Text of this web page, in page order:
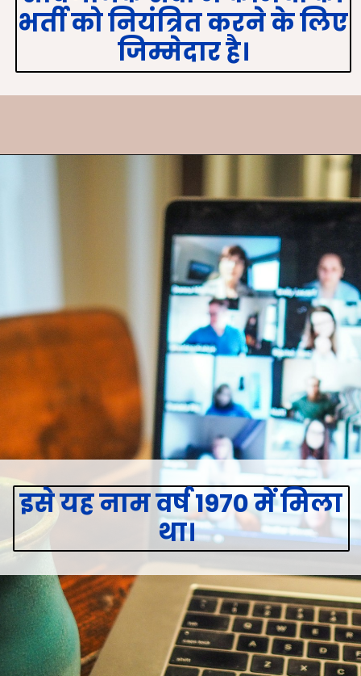
भर्ती को नियंत्रित करने के लिए
जिम्मेदार है।
इसे यह नाम वर्ष 1970 में मिला
था।